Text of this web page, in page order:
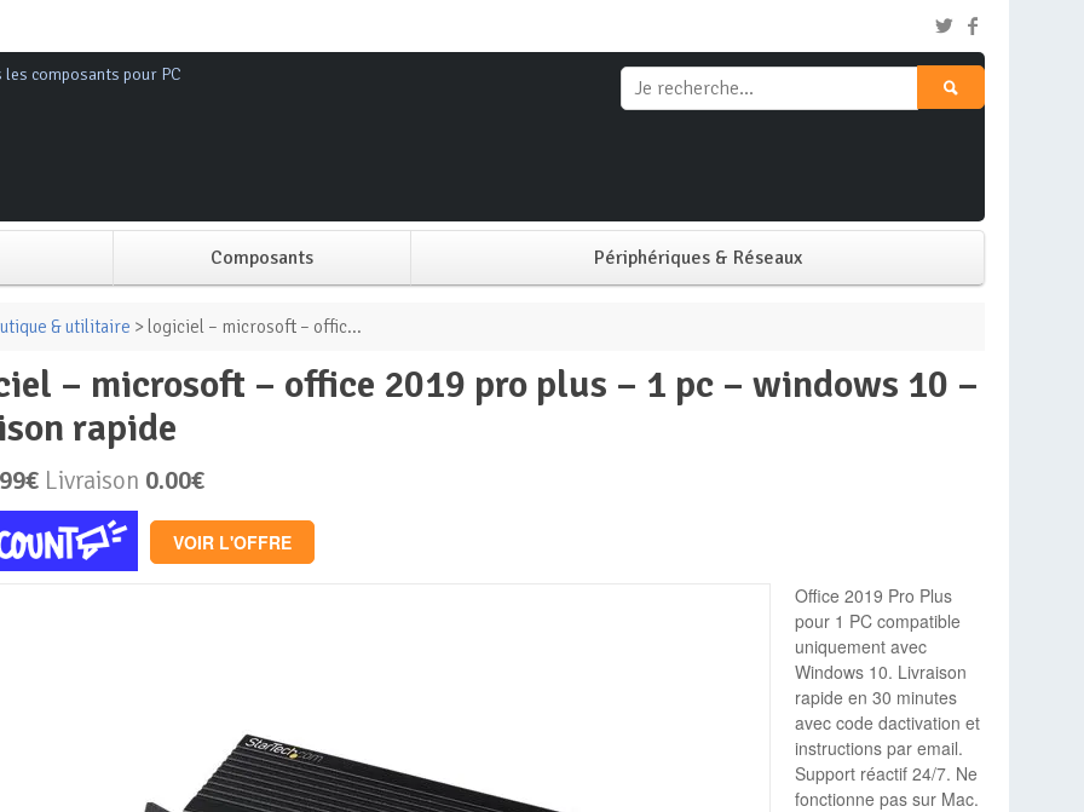
les composants pour PC
Composants
Alimentation PC
Boitier PC
Carte graphique
Mémoire PC
Disque SSD
Périphériques & Réseaux
Ecran PC
& utilitaire > logiciel – microsoft – offic...
rapide
Livraison 0.00€
VOIR L'OFFRE
Office 2019 Pro Plus
pour 1 PC compatible
uniquement avec
Windows 10. Livraison
rapide en 30 minutes
avec code dactivation et
instructions par email.
Support réactif 24/7. Ne
fonctionne pas sur Mac.